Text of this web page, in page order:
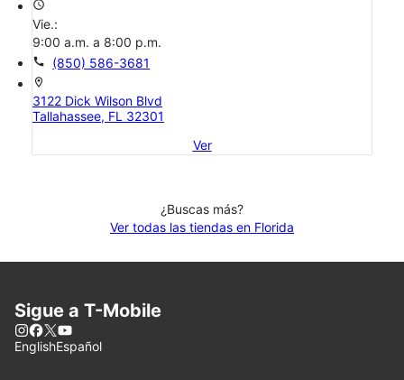
access_time
Vie.:
9:00 a.m. a 8:00 p.m.
call (850) 586-3681
location_on
3122 Dick Wilson Blvd
Tallahassee, FL 32301
Ver
¿Buscas más?
Ver todas las tiendas en Florida